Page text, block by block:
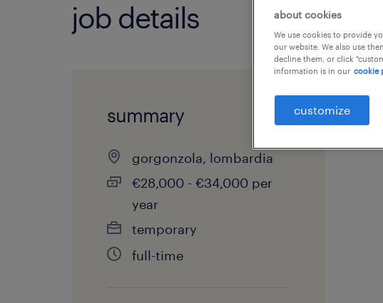
job details
summary
gorgonzola, lombardia
€28,000 - €34,000 per
year
temporary
full-time
about cookies
We use cookies to provide
our website. We also use
decline them, or click
information is in our cookie
customize